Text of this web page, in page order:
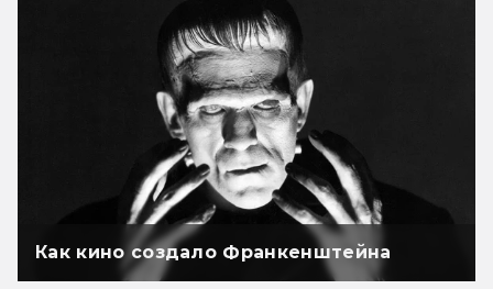
Как кино создало Франкенштейна